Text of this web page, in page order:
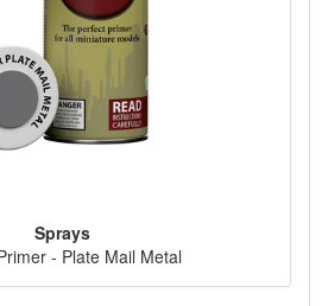
Sprays
- Plate Mail Metal